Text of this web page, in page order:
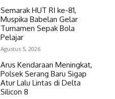
Semarak HUT RI ke-81,
Muspika Babelan Gelar
Turnamen Sepak Bola
Pelajar
Agustus 5, 2026
Arus Kendaraan Meningkat,
Polsek Serang Baru Sigap
Atur Lalu Lintas di Delta
Silicon 8